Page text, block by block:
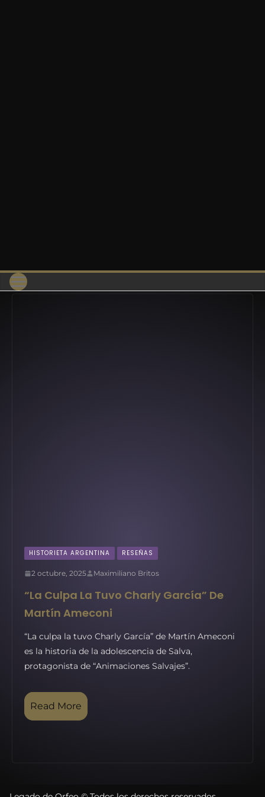
HISTORIETA ARGENTINA RESEÑAS
2 octubre, 2025 Maximiliano Britos
“La Culpa La Tuvo Charly García” De
Martín Ameconi
“La culpa la tuvo Charly García” de Martín Ameconi
es la historia de la adolescencia de Salva,
protagonista de “Animaciones Salvajes”.
Read More